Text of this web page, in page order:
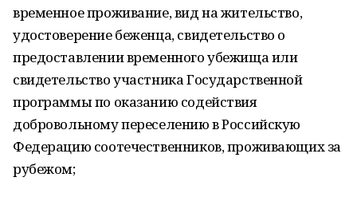
временное проживание, вид на жительство,
удостоверение беженца, свидетельство о
предоставлении временного убежища или
свидетельство участника Государственной
программы по оказанию содействия
добровольному переселению в Российскую
Федерацию соотечественников, проживающих за
рубежом;